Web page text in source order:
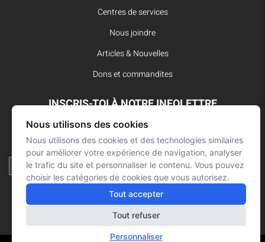
Centres de services
Nous joindre
Articles & Nouvelles
Dons et commandites
INSCRIS-TOI À NOTRE INFOLETTRE
Reste à l’affût des dernières innovations pour vos interventions
d’urgence et ne manque aucune nouvelle de L’Arsenal.
Nous utilisons des cookies
Nous utilisons des cookies et des technologies similaires
pour améliorer votre expérience de navigation, analyser
le trafic du site et personnaliser le contenu. Vous pouvez
choisir les catégories de cookies que vous autorisez.
Tout accepter
Tout refuser
Personnaliser